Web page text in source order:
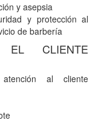
y asepsia
y protección al
de barbería
EL CLIENTE
atención al cliente